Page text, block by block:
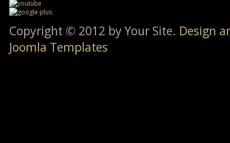
Copyright © 2012 by Your Site. Design
Joomla Templates